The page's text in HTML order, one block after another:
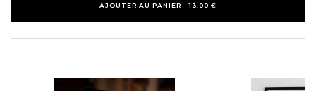
AJOUTER AU PANIER - 13,00 €